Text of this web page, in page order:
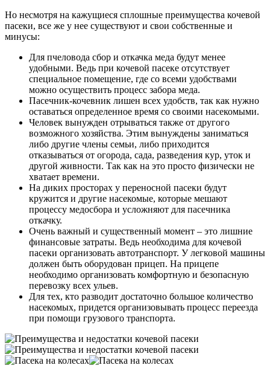
Но несмотря на кажущиеся сплошные преимущества кочевой
пасеки, все же у нее существуют и свои собственные и
минусы:
Для пчеловода сбор и откачка меда будут менее
удобными. Ведь при кочевой пасеке отсутствует
специальное помещение, где со всеми удобствами
можно осуществить процесс забора меда.
Пасечник-кочевник лишен всех удобств, так как нужно
оставаться определенное время со своими насекомыми.
Человек вынужден отрываться также от другого
возможного хозяйства. Этим вынуждены заниматься
либо другие члены семьи, либо приходится
отказываться от огорода, сада, разведения кур, уток и
другой живности. Так как на это просто физически не
хватает времени.
На диких просторах у переносной пасеки будут
кружится и другие насекомые, которые мешают
процессу медосбора и усложняют для пасечника
откачку.
Очень важный и существенный момент – это лишние
финансовые затраты. Ведь необходима для кочевой
пасеки организовать автотранспорт. У легковой машины
должен быть оборудован прицеп. На прицепе
необходимо организовать комфортную и безопасную
перевозку всех ульев.
Для тех, кто разводит достаточно большое количество
насекомых, придется организовывать процесс переезда
при помощи грузового транспорта.